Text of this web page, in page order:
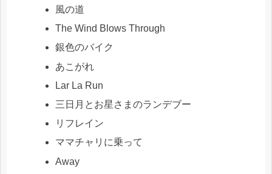
風の道
The Wind Blows Through
銀色のバイク
あこがれ
Lar La Run
三日月とお星さまのランデブー
リフレイン
ママチャリに乗って
Away